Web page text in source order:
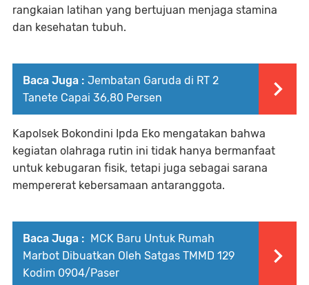
rangkaian latihan yang bertujuan menjaga stamina
dan kesehatan tubuh.
Baca Juga : Jembatan Garuda di RT 2
Tanete Capai 36,80 Persen
Kapolsek Bokondini Ipda Eko mengatakan bahwa
kegiatan olahraga rutin ini tidak hanya bermanfaat
untuk kebugaran fisik, tetapi juga sebagai sarana
mempererat kebersamaan antaranggota.
Baca Juga : MCK Baru Untuk Rumah
Marbot Dibuatkan Oleh Satgas TMMD 129
Kodim 0904/Paser